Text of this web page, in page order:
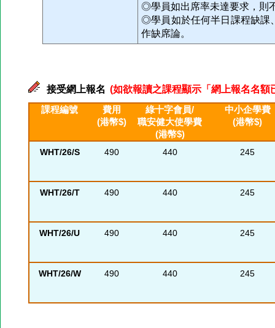
◎學員如出席率未達要求，則
◎學員如於任何半日課程缺課
作缺席論。
接受網上報名 (如欲報讀之課程顯示「網上報名名
課程編號
費用
(港幣$)
綠十字會員/
職安健大使學費
(港幣$)
中小企學費
(港幣$)
WHT/26/S 490 440 245
WHT/26/T 490 440 245
WHT/26/U 490 440 245
WHT/26/W 490 440 245